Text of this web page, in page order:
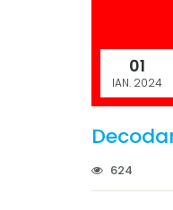
01
IAN. 2024
624